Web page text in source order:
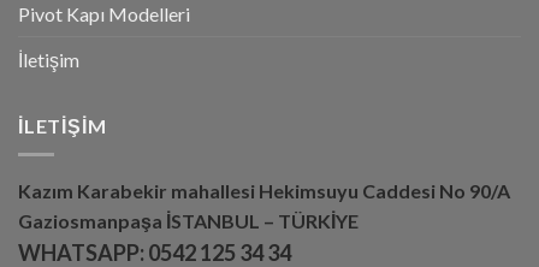
Pivot Kapı Modelleri
İletişim
İLETIŞIM
Kazım Karabekir mahallesi Hekimsuyu Caddesi No 90/A
Gaziosmanpaşa İSTANBUL – TÜRKİYE
WHATSAPP: 0542 125 34 34